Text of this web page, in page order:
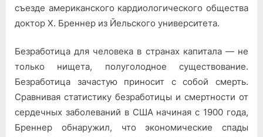
съезде американского кардиологического общества
доктор X. Бреннер из Йельского университета.
Безработица для человека в странах капитала — не
только нищета, полуголодное существование.
Безработица зачастую приносит с собой смерть.
Сравнивая статистику безработицы и смертности от
сердечных заболеваний в США начиная с 1900 года,
Бреннер обнаружил, что экономические спады